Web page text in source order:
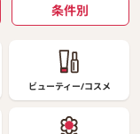
条件別
ビューティー/コスメ